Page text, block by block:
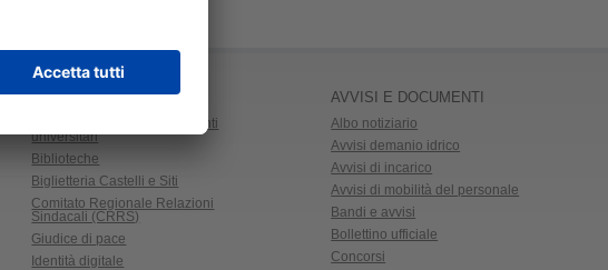
SERVIZI
Agevolazioni Trasporti studenti
universitari
Biblioteche
Biglietteria Castelli e Siti
Comitato Regionale Relazioni
Sindacali (CRRS)
Giudice di pace
Identità digitale
AVVISI E DOCUMENTI
Albo notiziario
Avvisi demanio idrico
Avvisi di incarico
Avvisi di mobilità del personale
Bandi e avvisi
Bollettino ufficiale
Concorsi